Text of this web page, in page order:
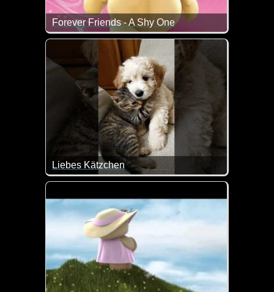
Forever Friends - A Shy One
Zum internationalen Tag des Kusses sendet dir
Liebes Kätzchen
Ist das nicht goldig wie das Kätzchen den Hund